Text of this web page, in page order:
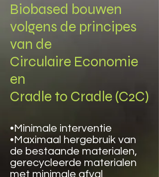
Biobased bouwen
volgens de principes
van de
Circulaire Economie
en
Cradle to Cradle (C2C)
•Minimale interventie
•Maximaal hergebruik van
de bestaande materialen,
gerecycleerde materialen
met minimale afval